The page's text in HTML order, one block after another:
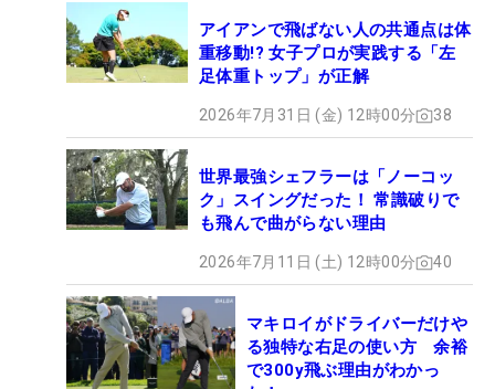
アイアンで飛ばない人の共通点は体
重移動!? 女子プロが実践する「左
足体重トップ」が正解
2026年7月31日 (金) 12時00分 38
世界最強シェフラーは「ノーコッ
ク」スイングだった！ 常識破りで
も飛んで曲がらない理由
2026年7月11日 (土) 12時00分 40
マキロイがドライバーだけや
る独特な右足の使い方 余裕
で300y飛ぶ理由がわかっ